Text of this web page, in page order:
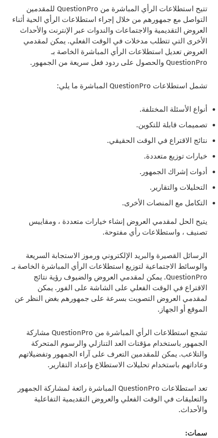
تتيح استطلاعات الرأي المباشرة من QuestionPro للمقدمين
التواصل مع جمهورهم من خلال إجراء استطلاعات الرأي الحية أثناء
العروض التقديمية والاجتماعات والندوات عبر الإنترنت والأحداث
الأخرى التي تتطلب مدخلات في الوقت الفعلي. يمكن لمقدمي
العروض تعديل استطلاعات الرأي المباشرة الخاصة بـ
QuestionPro والحصول على ردود فعل سريعة من الجمهور.
تشمل استطلاعات QuestionPro المباشرة ما يلي:
أنواع الأسئلة المختلفة.
تصميمات قابلة للتكوين.
نتائج الاقتراع في الوقت الحقيقي.
خيارات توزيع متعددة.
أدوات إشراك الجمهور.
التحليلات والتقارير.
التكامل مع المنصات الأخرى.
يتيح الحل لمقدمي العروض إنشاء خيارات متعددة ، ومقاييس
تصنيف ، واستطلاعات رأي مفتوحة.
الرسائل القصيرة والبريد الإلكتروني ورموز الاستجابة السريعة
والوسائط الاجتماعية لتوزيع استطلاعات الرأي المباشرة الخاصة بـ
QuestionPro. يمكن لمقدمي العروض والضيوف رؤية نتائج
الاقتراع في الوقت الفعلي على الشاشة على الفور. يمكن
لمقدمي العروض التصويت بسرعة على جمهورهم بغض النظر عن
الموقع أو الجهاز.
تشجع استطلاعات الرأي المباشرة من QuestionPro مشاركة
الجمهور باستخدام مؤقتات العد التنازلي والرسوم المتحركة
والتلاعب. يمكن للمقدمين التعرف على آراء الجمهور وتفضيلاتهم
وعاداتهم باستخدام تحليلات الاستطلاع وإعداد التقارير.
تعد استطلاعات QuestionPro المباشرة رائعة لمشاركة الجمهور
والتعليقات في الوقت الفعلي والعروض التقديمية التفاعلية
والأحداث.
سمات: